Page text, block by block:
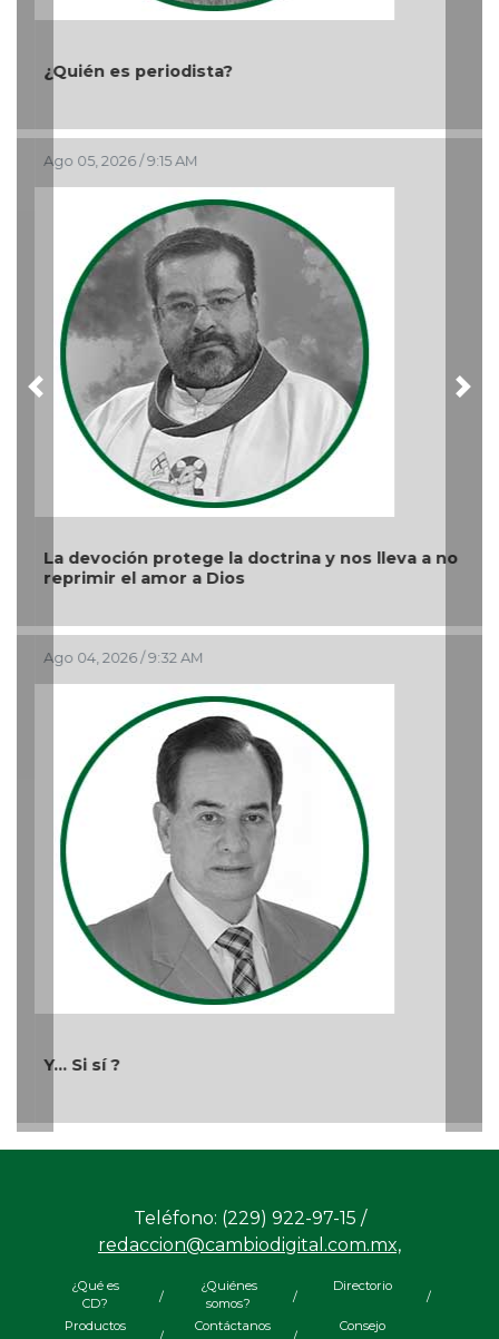
¿Quién es periodista?
Ago 05, 2026 / 9:15 AM
La devoción protege la doctrina y nos lleva a no
reprimir el amor a Dios
Ago 04, 2026 / 9:32 AM
Y... Si sí ?
Previous
Teléfono: (229) 922-97-15 /
redaccion@cambiodigital.com.mx,
¿Qué es
CD?
/
¿Quiénes
somos?
/
Directorio
/
Productos
Contáctanos
Consejo